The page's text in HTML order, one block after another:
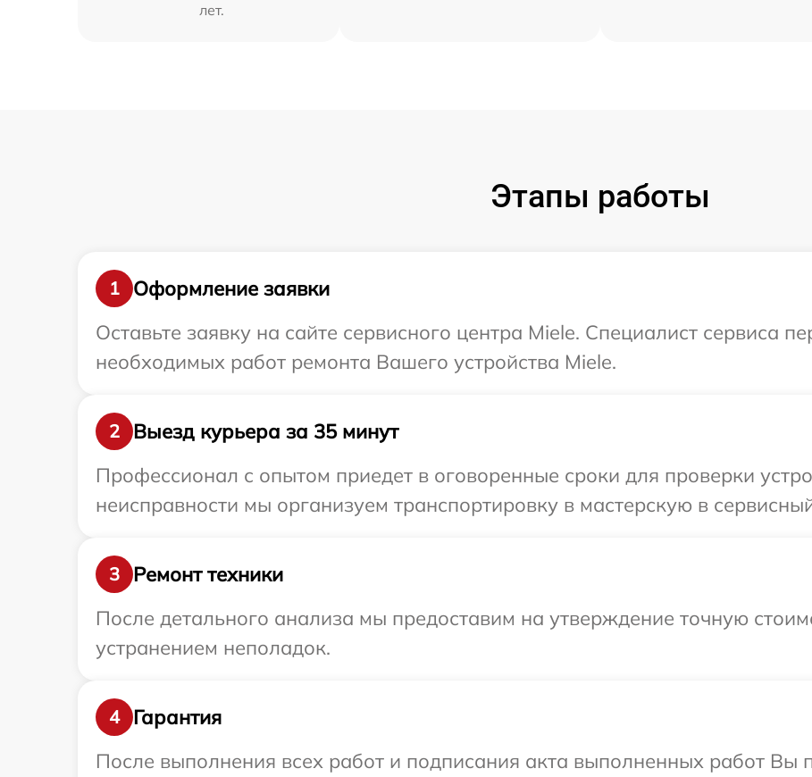
лет.
Этапы работы
1
Оформление заявки
Оставьте заявку на сайте сервисного центра Miele. Специалист сервиса
необходимых работ ремонта Вашего устройства Miele.
2
Выезд курьера за 35 минут
Профессионал с опытом приедет в оговоренные сроки для проверки
неисправности мы организуем транспортировку в мастерскую в
3
Ремонт техники
После детального анализа мы предоставим на утверждение точную
устранением неполадок.
4
Гарантия
После выполнения всех работ и подписания акта выполненных работ Вы